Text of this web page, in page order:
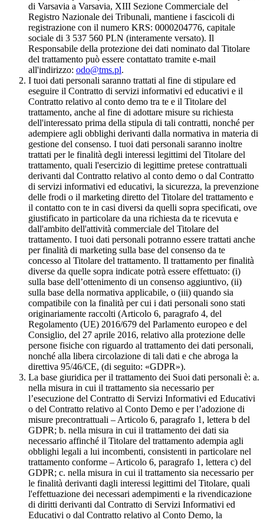
di Varsavia a Varsavia, XIII Sezione Commerciale del
Registro Nazionale dei Tribunali, mantiene i fascicoli di
registrazione con il numero KRS: 0000204776, capitale
sociale di 3 537 560 PLN (interamente versato). Il
Responsabile della protezione dei dati nominato dal Titolare
del trattamento può essere contattato tramite e-mail
all'indirizzo: odo@tms.pl.
I tuoi dati personali saranno trattati al fine di stipulare ed
eseguire il Contratto di servizi informativi ed educativi e il
Contratto relativo al conto demo tra te e il Titolare del
trattamento, anche al fine di adottare misure su richiesta
dell'interessato prima della stipula di tali contratti, nonché per
adempiere agli obblighi derivanti dalla normativa in materia di
gestione del consenso. I tuoi dati personali saranno inoltre
trattati per le finalità degli interessi legittimi del Titolare del
trattamento, quali l'esercizio di legittime pretese contrattuali
derivanti dal Contratto relativo al conto demo o dal Contratto
di servizi informativi ed educativi, la sicurezza, la prevenzione
delle frodi o il marketing diretto del Titolare del trattamento e
il contatto con te in casi diversi da quelli sopra specificati, ove
giustificato in particolare da una richiesta da te ricevuta e
dall'ambito dell'attività commerciale del Titolare del
trattamento. I tuoi dati personali potranno essere trattati anche
per finalità di marketing sulla base del consenso da te
concesso al Titolare del trattamento. Il trattamento per finalità
diverse da quelle sopra indicate potrà essere effettuato: (i)
sulla base dell’ottenimento di un consenso aggiuntivo, (ii)
sulla base della normativa applicabile, o (iii) quando sia
compatibile con la finalità per cui i dati personali sono stati
originariamente raccolti (Articolo 6, paragrafo 4, del
Regolamento (UE) 2016/679 del Parlamento europeo e del
Consiglio, del 27 aprile 2016, relativo alla protezione delle
persone fisiche con riguardo al trattamento dei dati personali,
nonché alla libera circolazione di tali dati e che abroga la
direttiva 95/46/CE, (di seguito: «GDPR»).
La base giuridica per il trattamento dei Suoi dati personali è: a.
nella misura in cui il trattamento sia necessario per
l’esecuzione del Contratto di Servizi Informativi ed Educativi
o del Contratto relativo al Conto Demo e per l’adozione di
misure precontrattuali – Articolo 6, paragrafo 1, lettera b del
GDPR; b. nella misura in cui il trattamento dei dati sia
necessario affinché il Titolare del trattamento adempia agli
obblighi legali a lui incombenti, consistenti in particolare nel
trattamento conforme – Articolo 6, paragrafo 1, lettera c) del
GDPR; c. nella misura in cui il trattamento sia necessario per
le finalità derivanti dagli interessi legittimi del Titolare, quali
l'effettuazione dei necessari adempimenti e la rivendicazione
di diritti derivanti dal Contratto di Servizi Informativi ed
Educativi o dal Contratto relativo al Conto Demo, la